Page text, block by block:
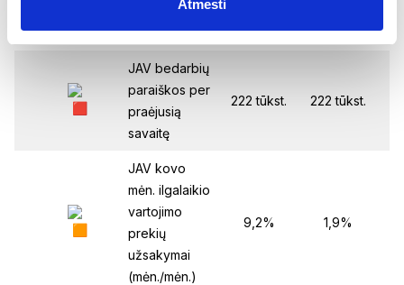
Atmesti
JAV bedarbių
paraiškos per
praėjusią
savaitę
222 tūkst. 222 tūkst.
JAV kovo
mėn. ilgalaikio
vartojimo
prekių
užsakymai
(mėn./mėn.)
9,2% 1,9%